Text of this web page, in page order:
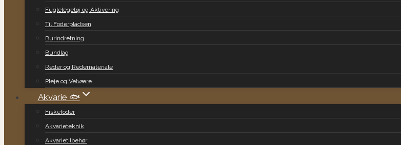
Fuglelegetøj og Aktivering
Til Foderpladsen
Burindretning
Bundlag
Reder og Redemateriale
Pleje og Velvære
Akvarie 🐟
Fiskefoder
Akvarieteknik
Akvarietilbehør